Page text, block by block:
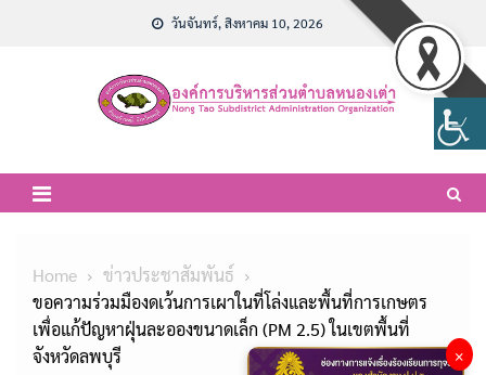
วันจันทร์, สิงหาคม 10, 2026
Home
ข่าวประชาสัมพันธ์
ขอความร่วมมืองดเว้นการเผาในที่โล่งและพื้นที่การเกษตร
เพื่อแก้ปัญหาฝุ่นละอองขนาดเล็ก (PM 2.5) ในเขตพื้นที่
จังหวัดลพบุรี
×